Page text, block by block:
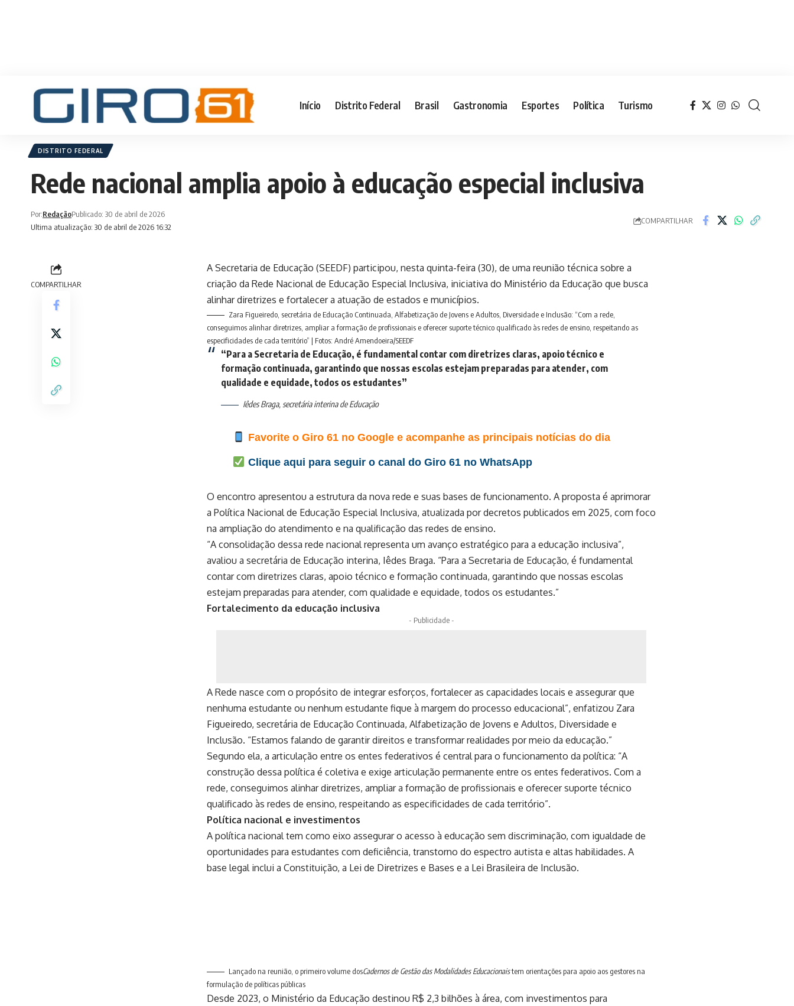
Início Distrito Federal Brasil Gastronomia Esportes Política Turismo
DISTRITO FEDERAL
Rede nacional amplia apoio à educação especial inclusiva
Ultima atualização: 30 de abril de 2026 16:32
Por:RedaçãoPublicado: 30 de abril de 2026
COMPARTILHAR
COMPARTILHAR
A Secretaria de Educação (SEEDF) participou, nesta quinta-feira (30), de uma reunião técnica sobre a
criação da Rede Nacional de Educação Especial Inclusiva, iniciativa do Ministério da Educação que busca
alinhar diretrizes e fortalecer a atuação de estados e municípios.
Zara Figueiredo, secretária de Educação Continuada, Alfabetização de Jovens e Adultos, Diversidade e Inclusão: “Com a rede,
conseguimos alinhar diretrizes, ampliar a formação de profissionais e oferecer suporte técnico qualificado às redes de ensino, respeitando as
especificidades de cada território” | Fotos: André Amendoeira/SEEDF
“Para a Secretaria de Educação, é fundamental contar com diretrizes claras, apoio técnico e
formação continuada, garantindo que nossas escolas estejam preparadas para atender, com
qualidade e equidade, todos os estudantes”
Iêdes Braga, secretária interina de Educação
Favorite o Giro 61 no Google e acompanhe as principais notícias do dia
Clique aqui para seguir o canal do Giro 61 no WhatsApp
O encontro apresentou a estrutura da nova rede e suas bases de funcionamento. A proposta é aprimorar
a Política Nacional de Educação Especial Inclusiva, atualizada por decretos publicados em 2025, com foco
na ampliação do atendimento e na qualificação das redes de ensino.
“A consolidação dessa rede nacional representa um avanço estratégico para a educação inclusiva”,
avaliou a secretária de Educação interina, Iêdes Braga. “Para a Secretaria de Educação, é fundamental
contar com diretrizes claras, apoio técnico e formação continuada, garantindo que nossas escolas
estejam preparadas para atender, com qualidade e equidade, todos os estudantes.”
Fortalecimento da educação inclusiva
- Publicidade -
A Rede nasce com o propósito de integrar esforços, fortalecer as capacidades locais e assegurar que
nenhuma estudante ou nenhum estudante fique à margem do processo educacional”, enfatizou Zara
Figueiredo, secretária de Educação Continuada, Alfabetização de Jovens e Adultos, Diversidade e
Inclusão. “Estamos falando de garantir direitos e transformar realidades por meio da educação.”
Segundo ela, a articulação entre os entes federativos é central para o funcionamento da política: “A
construção dessa política é coletiva e exige articulação permanente entre os entes federativos. Com a
rede, conseguimos alinhar diretrizes, ampliar a formação de profissionais e oferecer suporte técnico
qualificado às redes de ensino, respeitando as especificidades de cada território”.
Política nacional e investimentos
A política nacional tem como eixo assegurar o acesso à educação sem discriminação, com igualdade de
oportunidades para estudantes com deficiência, transtorno do espectro autista e altas habilidades. A
base legal inclui a Constituição, a Lei de Diretrizes e Bases e a Lei Brasileira de Inclusão.
Lançado na reunião, o primeiro volume dosCadernos de Gestão das Modalidades Educacionaistem orientações para apoio aos gestores na
formulação de políticas públicas
Desde 2023, o Ministério da Educação destinou R$ 2,3 bilhões à área, com investimentos para